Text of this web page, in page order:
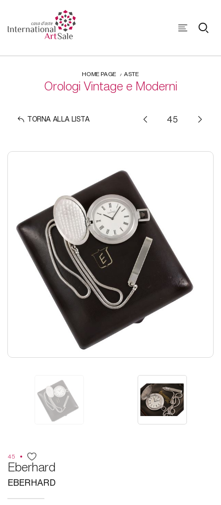
HOME PAGE ASTE
Orologi Vintage e Moderni
TORNA ALLA LISTA
45
Eberhard
EBERHARD